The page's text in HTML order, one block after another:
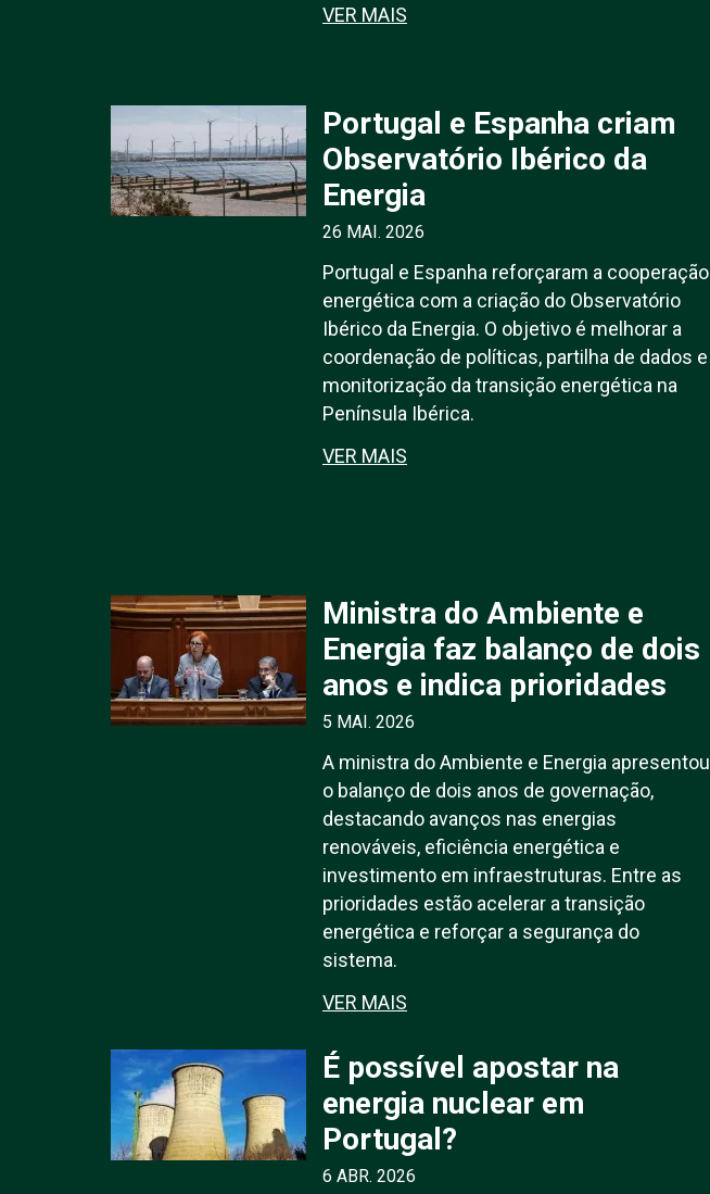
VER MAIS
Portugal e Espanha criam
Observatório Ibérico da
Energia
26 MAI. 2026
Portugal e Espanha reforçaram a cooperação
energética com a criação do Observatório
Ibérico da Energia. O objetivo é melhorar a
coordenação de políticas, partilha de dados e
monitorização da transição energética na
Península Ibérica.
VER MAIS
Ministra do Ambiente e
Energia faz balanço de dois
anos e indica prioridades
5 MAI. 2026
A ministra do Ambiente e Energia apresentou
o balanço de dois anos de governação,
destacando avanços nas energias
renováveis, eficiência energética e
investimento em infraestruturas. Entre as
prioridades estão acelerar a transição
energética e reforçar a segurança do
sistema.
VER MAIS
É possível apostar na
energia nuclear em
Portugal?
6 ABR. 2026